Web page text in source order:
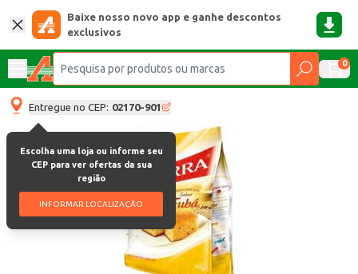
Baixe nosso novo app e ganhe descontos
exclusivos
0
Entregue no CEP: 02170-901
Escolha uma loja ou informe seu
CEP para ver ofertas da sua
região
INFORMAR LOCALIZAÇÃO